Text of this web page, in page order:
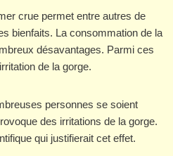
crue permet entre autres de
bienfaits. La consommation de la
désavantages. Parmi ces
de la gorge.
personnes se soient
des irritations de la gorge.
qui justifierait cet effet.